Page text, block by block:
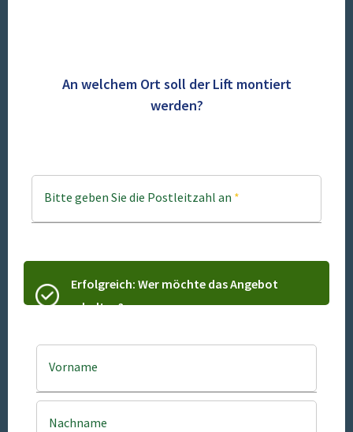
An welchem Ort soll der Lift montiert
werden?
Bitte geben Sie die Postleitzahl an *
Erfolgreich: Wer möchte das Angebot
erhalten?
Vorname
Nachname